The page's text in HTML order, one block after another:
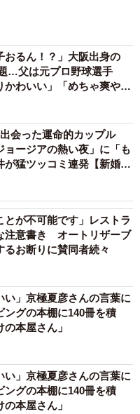
たところ、「不満」
満」（40.2％）と回答。
」「思ったほど稼げな
、「どちらかというと
た人からは、「小遣い
が増えた」と副業を前
隙間時間の有効活用が
得られる」「スキルが
れたそうです。
おるん！？」大阪出身の
…父は元プロ野球選手
かわいい」「めちゃ爽や
会った運命的カップル
ョージアの熱い夜」に「も
が猛ツッコミ連発【新婚さ
とが不可能です」レストラ
注意書き オートリザーブ
るお断りに賛同者続々
い」京極夏彦さんの言葉に
グの本棚に140冊を積
本屋さん」
い」京極夏彦さんの言葉に
グの本棚に140冊を積
本屋さん」